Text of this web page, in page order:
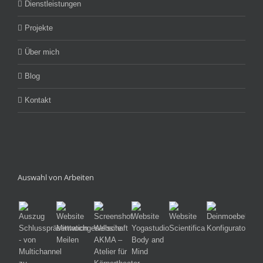
Dienstleistungen
Projekte
Über mich
Blog
Kontakt
Auswahl von Arbeiten